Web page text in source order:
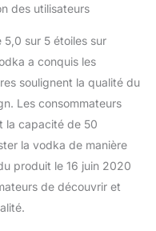
des utilisateurs
5,0 sur 5 étoiles sur
a conquis les
soulignent la qualité du
Les consommateurs
la capacité de 50
la vodka de manière
produit le 16 juin 2020
de découvrir et